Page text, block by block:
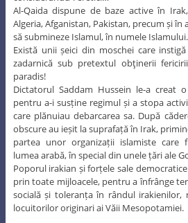
Al-Qaida dispune de baze active în
Algeria, Afganistan, Pakistan, precum și în
să submineze Islamul, în numele Islamului.
Există unii șeici din moschei care
zadarnică sub pretextul obţinerii
paradis!
Dictatorul Saddam Hussein le-a creat
pentru a-i susține regimul și a stopa
care plănuiau debarcarea sa. După
obscure au ieșit la suprafață în Irak,
partea unor organizații islamiste care
lumea arabă, în special din unele țări ale
Poporul irakian și forțele sale
prin toate mijloacele, pentru a înfrânge
socială și toleranța în rândul irakienilor,
locuitorilor originari ai Văii Mesopotamiei.